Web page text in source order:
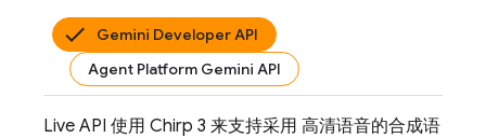
Gemini Developer API
Agent Platform Gemini API
Live API 使用 Chirp 3 来支持采用 高清语音的合成语